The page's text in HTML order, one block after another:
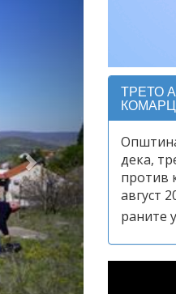
ТРЕТО
дека,
против
август
раните